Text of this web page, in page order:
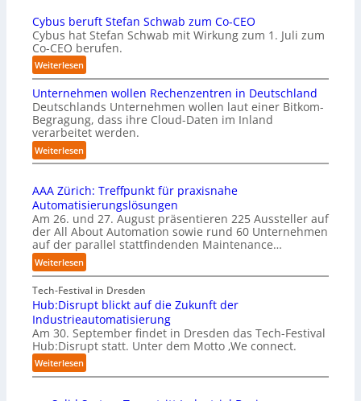
u
f
d
i
e
m
p
l
e
m
e
t
i
e
r
u
n
g
a
n
“
-
K
o
m
i
s
s
i
o
n
t
a
r
t
e
t
B
i
e
t
e
r
v
e
r
Cybus beruft Stefan Schwab zum Co-CEO
Cybus hat Stefan Schwab mit Wirkung zum 1. Juli zum
Co-CEO berufen.
Weiterlesen:
C
y
b
u
s
b
e
u
f
t
S
t
e
f
n
S
c
h
w
a
b
Unternehmen wollen Rechenzentren in Deutschland
Deutschlands Unternehmen wollen laut einer Bitkom-
Begragung, dass ihre Cloud-Daten im Inland
verarbeitet werden.
Weiterlesen:
U
t
e
r
n
e
h
m
w
o
l
l
e
n
AAA Zürich: Treffpunkt für praxisnahe
Automatisierungslösungen
Am 26. und 27. August präsentieren 225 Aussteller auf
der All About Automation sowie rund 60 Unternehmen
auf der parallel stattfindenden Maintenance…
Weiterlesen:
A
A
A
Z
ü
r
i
c
:
Tech-Festival in Dresden
Hub:Disrupt blickt auf die Zukunft der
Industrieautomatisierung
Am 30. September findet in Dresden das Tech-Festival
Hub:Disrupt statt. Unter dem Motto ‚We connect.
Weiterlesen:
H